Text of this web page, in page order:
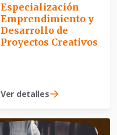
Especialización
Emprendimiento y
Desarrollo de
Proyectos Creativos
Ver detalles